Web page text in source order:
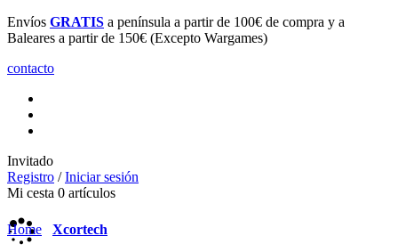
Envíos GRATIS a península a partir de 100€ de compra y a
Baleares a partir de 150€ (Excepto Wargames)
contacto
Invitado
Registro /Iniciar sesión
Mi cesta 0 artículos
Home Xcortech